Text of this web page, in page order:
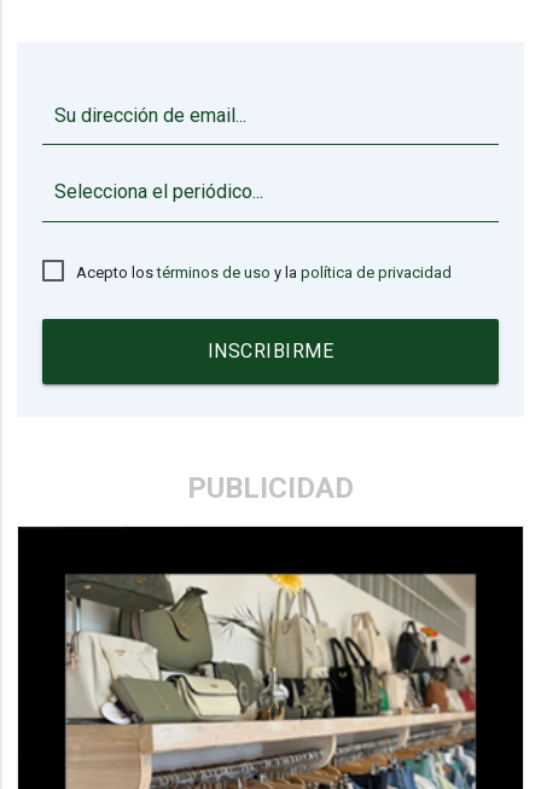
Acepto lostérminos de uso y lapolítica de privacidad
INSCRIBIRME
PUBLICIDAD